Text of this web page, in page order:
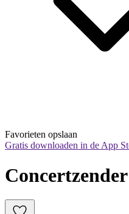
Favorieten opslaan
Gratis downloaden in de App